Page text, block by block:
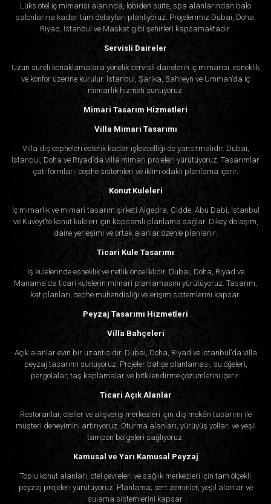
Lüks otel iç mimarisi alanında, lobiden süite, spa alanlarından balo
salonlarına kadar tüm detayları planlıyoruz. Projelerimiz Dubai, Doha,
Riyad, İstanbul ve Maskat gibi şehirleri kapsamaktadır.
Servisli Daireler
Uzun süreli konaklamalara yönelik servisli dairelerin iç mimarisi, esneklik
ve konfor üzerine kurulur. İstanbul, Şarika, Bahreyn ve Umman’da iç
mimarlık hizmeti sunuyoruz.
Mimari Tasarım Hizmetleri
Villa Mimari Tasarımı
Villa dış cepheleri estetik kadar işlevselliği de yansıtmalıdır. Dubai,
İstanbul, Doha ve Riyad’da villa mimari projeleri yürütüyoruz. Tasarımlar
çatı formları, cephe sistemleri ve iklim odaklı planlama içerir.
Konut Kuleleri
İç mimarlık ve mimari tasarım şirketi Algedra, Cidde, Abu Dabi, İstanbul
ve Kuveyt’te konut kuleleri için kapsamlı planlama sağlar. Dikey dolaşım,
daire yerleşimi ve ortak alanlar özenle planlanır.
Ticari Kule Tasarımı
İş kulelerinde esneklik ve netlik önceliklidir. Dubai, Doha, Riyad ve
Manama’da ticari kulelerin mimari planlamasını yürütüyoruz. Tasarım,
kat planları, cephe mühendisliği ve erişim sistemlerini kapsar.
Peyzaj Tasarımı Hizmetleri
Villa Bahçeleri
Açık alanlar evin bir uzantısıdır. Dubai, Doha, Riyad ve İstanbul’da villa
peyzaj tasarımı sunuyoruz. Projeler bahçe planlaması, su öğeleri,
pergolalar, taş kaplamalar ve bitkilendirme çözümlerini içerir.
Ticari Açık Alanlar
Restoranlar, oteller ve alışveriş merkezleri için dış mekân tasarımı ile
müşteri deneyimini artırıyoruz. Oturma alanları, yürüyüş yolları ve yeşil
tampon bölgeleri sağlıyoruz.
Kamusal ve Yarı Kamusal Peyzaj
Toplu konut alanları, otel çevreleri ve sağlık merkezleri için tam ölçekli
peyzaj projeleri yürütüyoruz. Planlama; sert zeminler, yeşil alanlar ve
sulama sistemlerini kapsar.